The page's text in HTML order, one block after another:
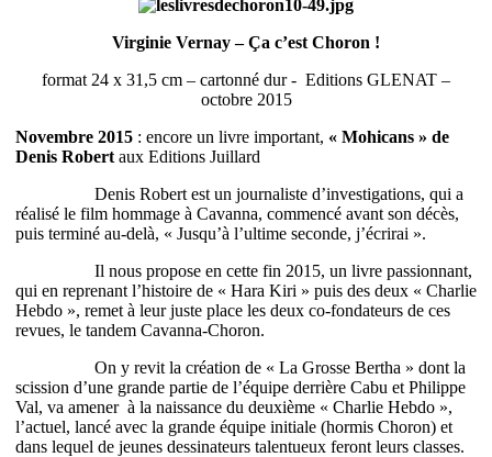
Virginie Vernay – Ça c’est Choron !
format 24 x 31,5 cm – cartonné dur - Editions GLENAT –
octobre 2015
Novembre 2015 : encore un livre important, « Mohicans » de
Denis Robert aux Editions Juillard
Denis Robert est un journaliste d’investigations, qui a
réalisé le film hommage à Cavanna, commencé avant son décès,
puis terminé au-delà, « Jusqu’à l’ultime seconde, j’écrirai ».
Il nous propose en cette fin 2015, un livre passionnant,
qui en reprenant l’histoire de « Hara Kiri » puis des deux « Charlie
Hebdo », remet à leur juste place les deux co-fondateurs de ces
revues, le tandem Cavanna-Choron.
On y revit la création de « La Grosse Bertha » dont la
scission d’une grande partie de l’équipe derrière Cabu et Philippe
Val, va amener à la naissance du deuxième « Charlie Hebdo »,
l’actuel, lancé avec la grande équipe initiale (hormis Choron) et
dans lequel de jeunes dessinateurs talentueux feront leurs classes.